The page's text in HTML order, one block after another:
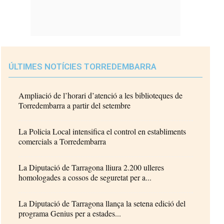
ÚLTIMES NOTÍCIES TORREDEMBARRA
Ampliació de l’horari d’atenció a les biblioteques de
Torredembarra a partir del setembre
La Policia Local intensifica el control en establiments
comercials a Torredembarra
La Diputació de Tarragona lliura 2.200 ulleres
homologades a cossos de seguretat per a...
La Diputació de Tarragona llança la setena edició del
programa Genius per a estades...